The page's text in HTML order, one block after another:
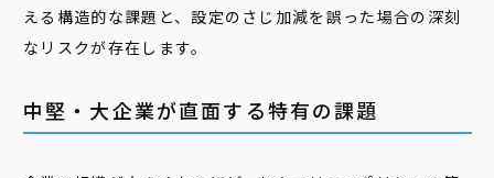
える構造的な課題と、設定のさじ加減を誤った場合の深刻
なリスクが存在します。
中堅・大企業が直面する特有の課題